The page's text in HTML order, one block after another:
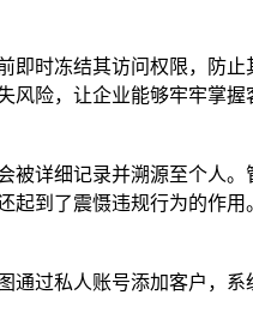
时冻结其访问权限，防
险，让企业能够牢牢掌握
详细记录并溯源至个人
到了震慑违规行为的作用
过私人账号添加客户，